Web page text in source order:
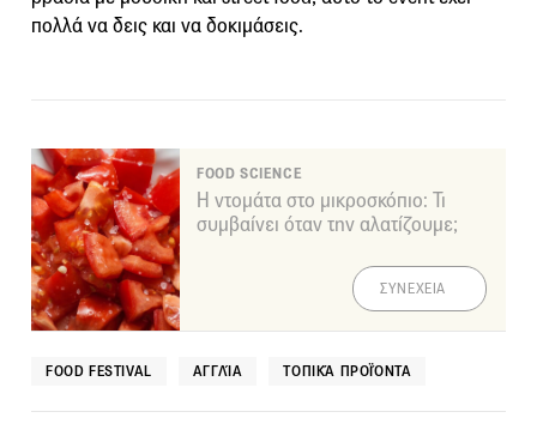
πολλά να δεις και να δοκιμάσεις.
FOOD SCIENCE
Η ντομάτα στο μικροσκόπιο: Τι
συμβαίνει όταν την αλατίζουμε;
ΣΥΝΕΧΕΙΑ
FOOD FESTIVAL ΑΓΓΛΊΑ ΤΟΠΙΚΆ ΠΡΟΪΌΝΤΑ